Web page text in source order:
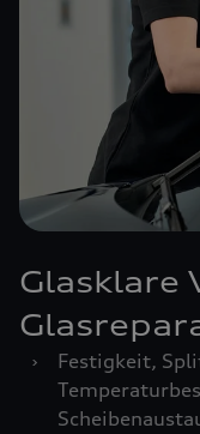
Glasklare
›
Festigkeit,